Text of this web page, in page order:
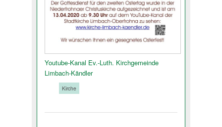
Youtube-Kanal Ev.-Luth. Kirchgemeinde
Limbach-Kändler
Kirche